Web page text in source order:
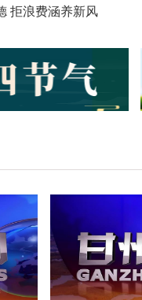
张掖育才中学：倡勤俭弘扬美德 拒浪费涵养新风